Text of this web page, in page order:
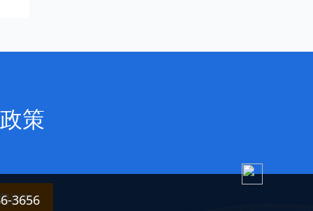
3656
策
咨询